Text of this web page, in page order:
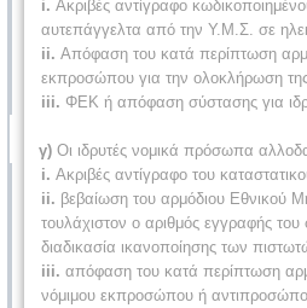
i. Ακριβές αντίγραφο
αυτεπάγγελτα από την Υ.Μ.Σ. σε
ii. Απόφαση του κατά περίπτωση
εκπροσώπου για την ολοκλήρωση της
iii. ΦΕΚ ή απόφαση σύστασης για
γ) Οι ιδρυτές νομικά πρόσωπα
i. Ακριβές αντίγραφο του
ii. βεβαίωση του αρμόδιου Εθνικού
τουλάχιστον ο αριθμός εγγραφής
διαδικασία ικανοποίησης των
iii. απόφαση του κατά περίπτωση
νόμιμου εκπροσώπου ή